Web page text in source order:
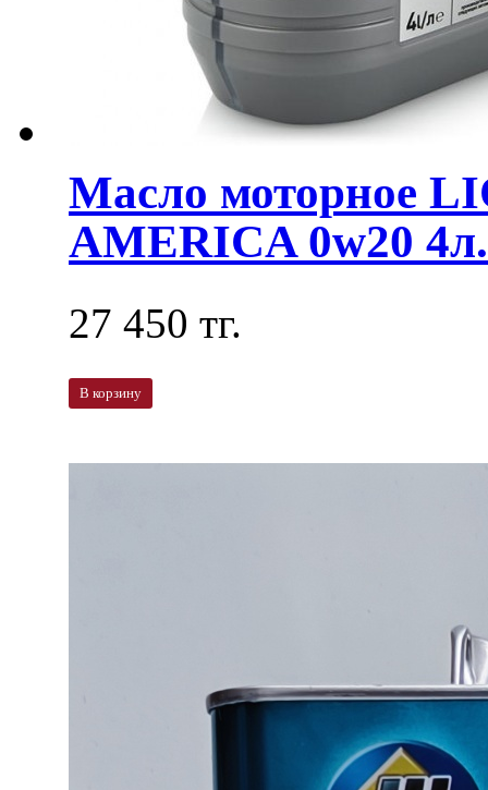
Масло моторное
AMERICA 0w20
27 450 тг.
В корзину